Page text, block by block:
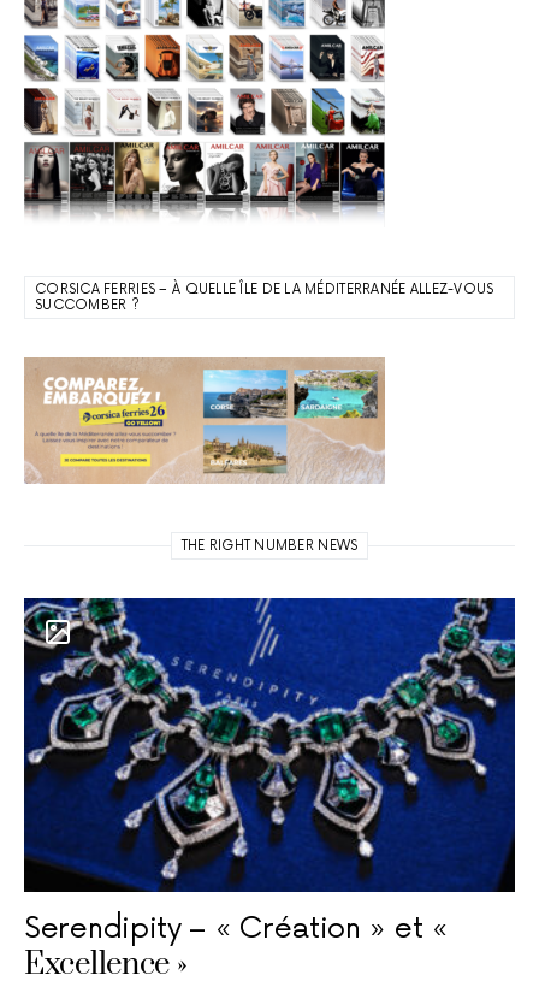
CORSICA FERRIES – À QUELLE ÎLE DE LA MÉDITERRANÉE ALLEZ-VOUS
SUCCOMBER ?
THE RIGHT NUMBER NEWS
Serendipity – « Création » et «
Excellence »